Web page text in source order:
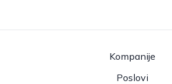
Kompanije
Poslovi